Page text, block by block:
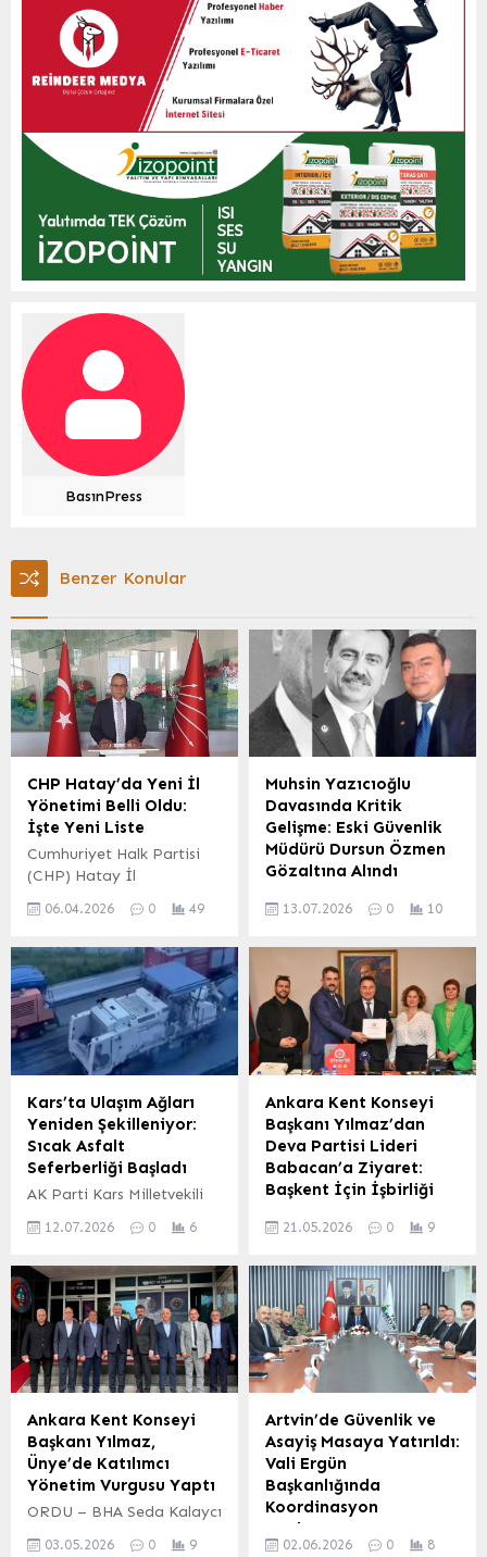
BasınPress
Benzer Konular
CHP Hatay’da Yeni İl
Yönetimi Belli Oldu:
İşte Yeni Liste
Cumhuriyet Halk Partisi
(CHP) Hatay İl
seçimler sonucunda yeni il
disiplin kurulu üyeleri
belirlendi. Kongre, partinin
önümüzdeki dönemdeki
çalışmalarına yön verecek
isimleri belirlemek
amacıyla gerçekleştirildi.
CHP Hatay İl Yönetim
Kurulu Üyeleri Yapılan oy
kullanma işlemleri
neticesinde oluşan yeni il
yönetim kurulu şu
isimlerden...
06.04.2026 0 49
Muhsin Yazıcıoğlu
Davasında Kritik
Gelişme: Eski Güvenlik
Müdürü Dursun Özmen
Gözaltına Alındı
Kurucu Genel Başkanı
Mart 2009’daki helikopter
kazasına ilişkin yürütülen
soruşturmada önemli bir
gelişme yaşandı. Ankara
Cumhuriyet
Başsavcılığı’nın
koordinesinde 10 ilde eş
zamanlı operasyonlar
düzenlendi. Bu
operasyonlar kapsamında,
daha önce de yargılanmış
olan eski Isparta Güvenlik
Şube Müdürü Dursun
alındı. Edinilen...
13.07.2026 0 10
Kars’ta Ulaşım Ağları
Yeniden Şekilleniyor:
Sıcak Asfalt
Seferberliği Başladı
AK Parti Kars Milletvekili
girişimleriyle Karayolları
şehir merkezindeki ana
arterlerde kapsamlı asfalt
yenileme çalışmalarına
start verdi. Bu önemli
proje ile kentin ulaşım
altyapısı güçlendirilecek ve
vatandaşların daha
konforlu bir seyahat
deneyimi yaşaması
hedefleniyor. Çalışmalar
kapsamında ilk olarak,
yıllardır yıpranan mevcut
asfalt zeminleri iş
12.07.2026 0 6
Ankara Kent Konseyi
Başkanı Yılmaz’dan
Deva Partisi Lideri
Babacan’a Ziyaret:
Başkent İçin İşbirliği
ANKARA – BHA –
misyonuyla çalışmalarını
sürdüren Ankara Kent
Konseyi (AKK) Başkanı
Halil İbrahim Yılmaz,
Deva Partisi Genel
Başkanı Ali Babacan’ı
makamında ziyaret etti.
Görüşmede, Ankara’nın
ortak akılla yönetilmesi ve
farklı paydaşların kent için
bir araya gelmesinin
önemi ele alındı. Ziyaret
kapsamında, Ankara Kent
21.05.2026 0 9
Ankara Kent Konseyi
Başkanı Yılmaz,
Ünye’de Katılımcı
Yönetim Vurgusu Yaptı
ORDU – BHA Seda Kalaycı
03.05.2026 0 9
Artvin’de Güvenlik ve
Asayiş Masaya Yatırıldı:
Vali Ergün
Başkanlığında
Koordinasyon
Toplantısı
02.06.2026 0 8